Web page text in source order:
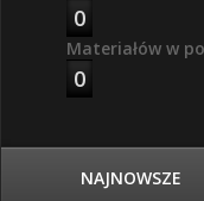
0
Materiałów w
0
NAJNOWSZE